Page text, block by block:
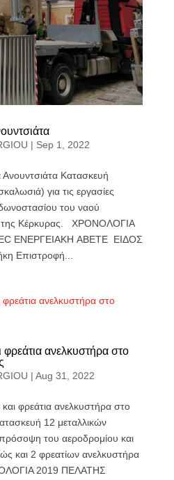
| Sep 1, 2022
Κατασκευή
για τις εργασίες
του ναού
της Κέρκυρας. ΧΡΟΝΟΛΟΓΙΑ
ΕΝΕΡΓΕΙΑΚΗ ABETE ΕΙΔΟΣ
Επιστροφή...
φρεάτια ανελκυστήρα στο
| Aug 31, 2022
φρεάτια ανελκυστήρα στο
12 μεταλλικών
του αεροδρομίου και
και 2 φρεατίων ανελκυστήρα
2019 ΠΕΛΑΤΗΣ